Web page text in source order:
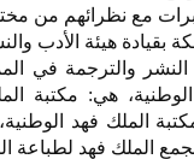
مع نظرائهم من
بقيادة هيئة الأدب
النشر والترجمة في
الوطنية، هي: مكتبة
الملك فهد
الملك فهد